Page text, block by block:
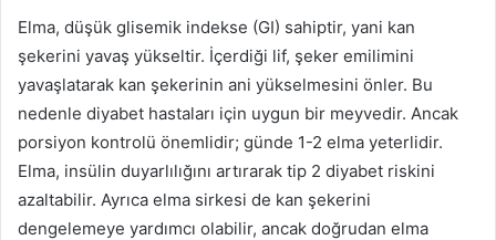
Elma, düşük glisemik indekse (GI) sahiptir, yani kan
şekerini yavaş yükseltir. İçerdiği lif, şeker emilimini
yavaşlatarak kan şekerinin ani yükselmesini önler. Bu
nedenle diyabet hastaları için uygun bir meyvedir. Ancak
porsiyon kontrolü önemlidir; günde 1-2 elma yeterlidir.
Elma, insülin duyarlılığını artırarak tip 2 diyabet riskini
azaltabilir. Ayrıca elma sirkesi de kan şekerini
dengelemeye yardımcı olabilir, ancak doğrudan elma